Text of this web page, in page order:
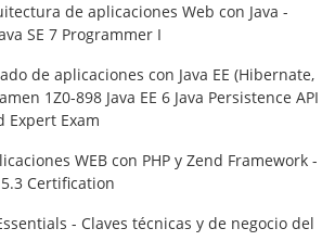
de aplicaciones Web con Java -
SE 7 Programmer I
de aplicaciones con Java EE (Hibernate,
1Z0-898 Java EE 6 Java Persistence API
Expert Exam
WEB con PHP y Zend Framework -
Certification
- Claves técnicas y de negocio del